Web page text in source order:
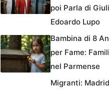
poi Parla di
Edoardo Lupo
Bambina di 8
per Fame:
nel Parmense
Migranti: